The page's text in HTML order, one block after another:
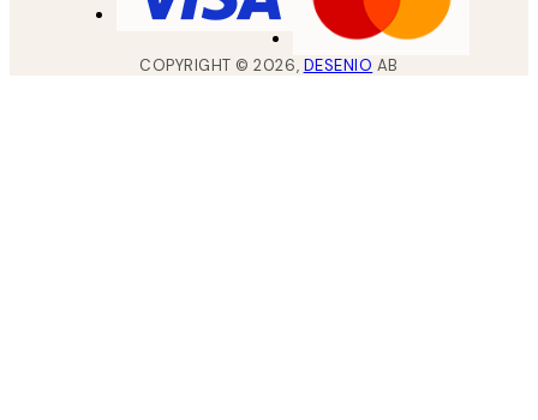
COPYRIGHT ©2026, DESENIO AB